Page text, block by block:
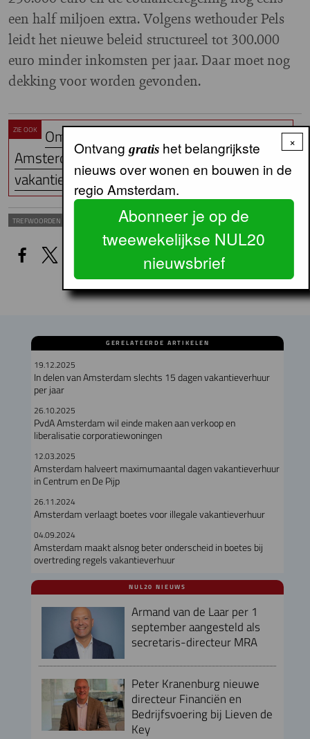
een half miljoen extra. Volgens wethouder Pels
leidt het nieuwe beleid structureel tot 300.000
euro minder inkomsten per jaar. Daar moet nog
dekking voor worden gevonden.
ZIE OOK
Ombudsman kraakt harde noten over
Amsterdamse omgang met overtreders
vakantieve…
TREFWOORDEN Vakantieverhuur
GERELATEERDE ARTIKELEN
19.12.2025
In delen van Amsterdam slechts 15 dagen vakantieverhuur
per jaar
26.10.2025
PvdA Amsterdam wil einde maken aan verkoop en
liberalisatie corporatiewoningen
12.03.2025
Amsterdam halveert maximumaantal dagen vakantieverhuur
in Centrum en De Pijp
26.11.2024
Amsterdam verlaagt boetes voor illegale vakantieverhuur
04.09.2024
Amsterdam maakt alsnog beter onderscheid in boetes bij
overtreding regels vakantieverhuur
NUL20 NIEUWS
Armand van de Laar per 1
september aangesteld als
secretaris-directeur MRA
Peter Kranenburg nieuwe
directeur Financiën en
Bedrijfsvoering bij Lieven de
Key
×
Ontvang gratishet belangrijkste
nieuws over wonen en bouwen in de
regio Amsterdam.
Abonneer je op de
tweewekelijkse NUL20
nieuwsbrief